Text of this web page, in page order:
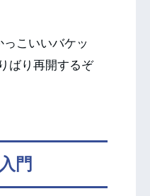
こいいバケッ
ばり再開するぞ
門